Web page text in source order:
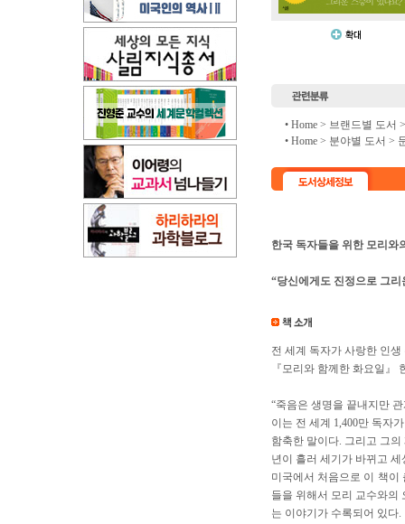
• Home > 브랜드별 도서
• Home > 분야별 도서 >
한국 독자들을 위한 모리와
“당신에게도 진정으로 그리
전 세계 독자가 사랑한 인생
『모리와 함께한 화요일』
“죽음은 생명을 끝내지만
이는 전 세계 1,400만 독자
함축한 말이다. 그리고 그
년이 흘러 세기가 바뀌고 세
미국에서 처음으로 이 책
들을 위해서 모리 교수와의
는 이야기가 수록되어 있다